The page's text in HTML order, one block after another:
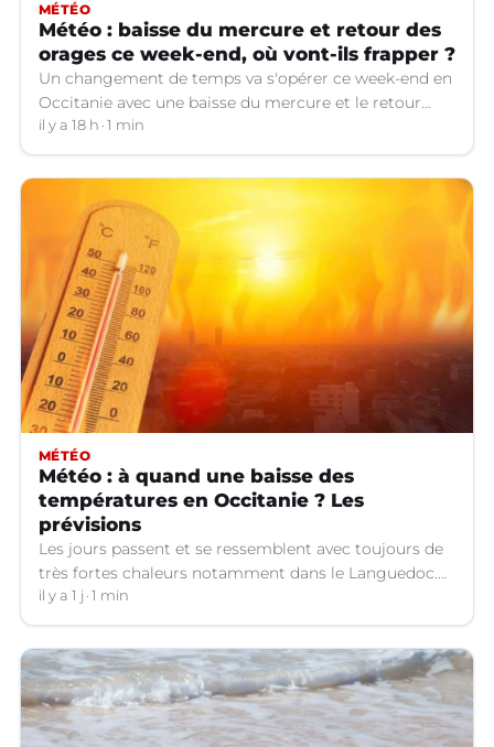
MÉTÉO
Météo : baisse du mercure et retour des
orages ce week-end, où vont-ils frapper ?
Un changement de temps va s'opérer ce week-end en
Occitanie avec une baisse du mercure et le retour
d'orages dans certains départements.
il y a 18 h 1 min
MÉTÉO
Météo : à quand une baisse des
températures en Occitanie ? Les
prévisions
Les jours passent et se ressemblent avec toujours de
très fortes chaleurs notamment dans le Languedoc.
Jusqu’à quand ?
il y a 1 j 1 min